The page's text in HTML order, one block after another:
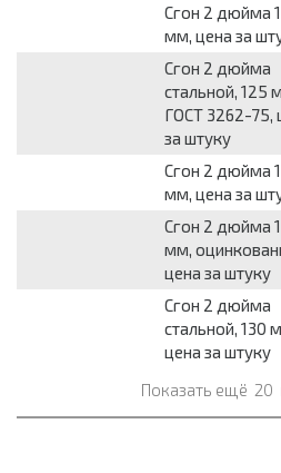
Сгон 2 дюйма
мм, цена за
Сгон 2 дюйма
стальной, 125
ГОСТ 3262-75,
за штуку
Сгон 2 дюйма
мм, цена за
Сгон 2 дюйма
мм,
цена за штуку
Сгон 2 дюйма
стальной, 130
цена за штуку
Показать ещё 20